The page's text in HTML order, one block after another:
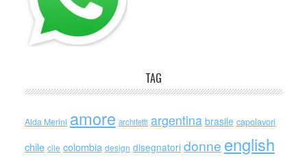
TAG
Alda Merini amore architetti argentina brasile capolavori
chile cile colombia design disegnatori donne english